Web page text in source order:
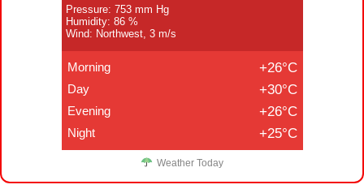
Pressure: 753 mm Hg
Humidity: 86 %
Wind: Northwest, 3 m/s
Morning +26°C
Day +30°C
Evening +26°C
Night +25°C
Weather Today